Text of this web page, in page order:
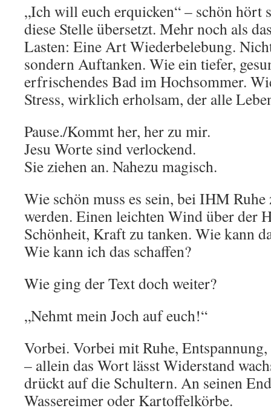
„Ich will euch erquicken“ – schön hört
diese Stelle übersetzt. Mehr noch als
Lasten: Eine Art Wiederbelebung.
sondern Auftanken. Wie ein tiefer,
erfrischendes Bad im Hochsommer.
Stress, wirklich erholsam, der alle
Pause./Kommt her, her zu mir.
Jesu Worte sind verlockend.
Sie ziehen an. Nahezu magisch.
Wie schön muss es sein, bei IHM
werden. Einen leichten Wind über der
Schönheit, Kraft zu tanken. Wie kann
Wie kann ich das schaffen?
Wie ging der Text doch weiter?
„Nehmt mein Joch auf euch!“
Vorbei. Vorbei mit Ruhe,
– allein das Wort lässt Widerstand
drückt auf die Schultern. An seinen
Wassereimer oder Kartoffelkörbe.